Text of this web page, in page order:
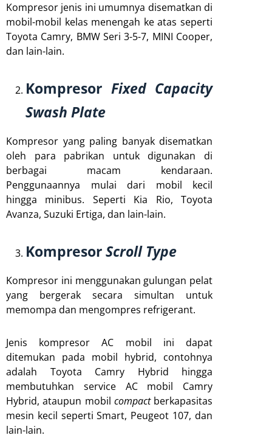
Kompresor jenis ini umumnya disematkan di
mobil-mobil kelas menengah ke atas seperti
Toyota Camry, BMW Seri 3-5-7, MINI Cooper,
dan lain-lain.
Kompresor Fixed Capacity
Swash Plate
Kompresor yang paling banyak disematkan
oleh para pabrikan untuk digunakan di
berbagai macam kendaraan.
Penggunaannya mulai dari mobil kecil
hingga minibus. Seperti Kia Rio, Toyota
Avanza, Suzuki Ertiga, dan lain-lain.
KompresorScroll Type
Kompresor ini menggunakan gulungan pelat
yang bergerak secara simultan untuk
memompa dan mengompres refrigerant.
Jenis kompresor AC mobil ini dapat
ditemukan pada mobil hybrid, contohnya
adalah Toyota Camry Hybrid hingga
membutuhkan service AC mobil Camry
Hybrid, ataupun mobil compact berkapasitas
mesin kecil seperti Smart, Peugeot 107, dan
lain-lain.